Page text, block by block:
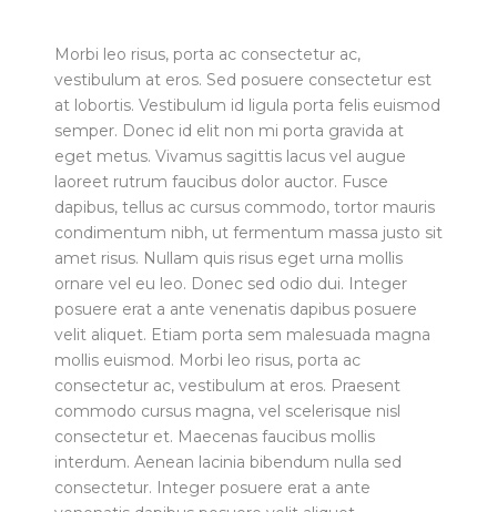
Morbi leo risus, porta ac consectetur ac,
vestibulum at eros. Sed posuere consectetur est
at lobortis. Vestibulum id ligula porta felis euismod
semper. Donec id elit non mi porta gravida at
eget metus. Vivamus sagittis lacus vel augue
laoreet rutrum faucibus dolor auctor. Fusce
dapibus, tellus ac cursus commodo, tortor mauris
condimentum nibh, ut fermentum massa justo sit
amet risus. Nullam quis risus eget urna mollis
ornare vel eu leo. Donec sed odio dui. Integer
posuere erat a ante venenatis dapibus posuere
velit aliquet. Etiam porta sem malesuada magna
mollis euismod. Morbi leo risus, porta ac
consectetur ac, vestibulum at eros. Praesent
commodo cursus magna, vel scelerisque nisl
consectetur et. Maecenas faucibus mollis
interdum. Aenean lacinia bibendum nulla sed
consectetur. Integer posuere erat a ante